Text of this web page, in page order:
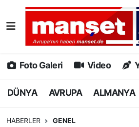
Foto Galeri Video
DÜNYA AVRUPA ALMANYA
HABERLER GENEL
DÜNYA
AVRUPA
ALMANYA
Nöbetçi Eczaneler
Hava Durumu
Namaz Vakitleri